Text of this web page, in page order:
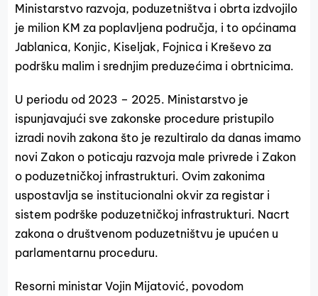
Ministarstvo razvoja, poduzetništva i obrta izdvojilo
je milion KM za poplavljena područja, i to općinama
Jablanica, Konjic, Kiseljak, Fojnica i Kreševo za
podršku malim i srednjim preduzećima i obrtnicima.
U periodu od 2023 – 2025. Ministarstvo je
ispunjavajući sve zakonske procedure pristupilo
izradi novih zakona što je rezultiralo da danas imamo
novi Zakon o poticaju razvoja male privrede i Zakon
o poduzetničkoj infrastrukturi. Ovim zakonima
uspostavlja se institucionalni okvir za registar i
sistem podrške poduzetničkoj infrastrukturi. Nacrt
zakona o društvenom poduzetništvu je upućen u
parlamentarnu proceduru.
Resorni ministar Vojin Mijatović, povodom